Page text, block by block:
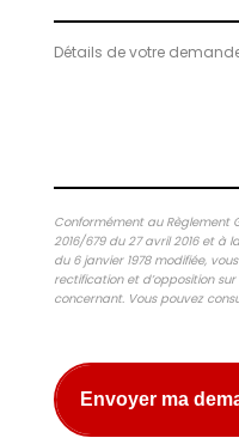
Détails de votre
Conformément au Règlement
2016/679 du 27 avril 2016 et à
du 6 janvier 1978 modifiée,
rectification et d’opposition
concernant. Vous pouvez
Envoyer ma